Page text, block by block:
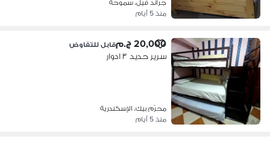
جراند فيل، سموحة
منذ 5 أيام
20,000 ج.م قابل للتفاوض
سرير حديد ٣ ادوار
محرّم بيك، الإسكندرية
منذ 5 أيام